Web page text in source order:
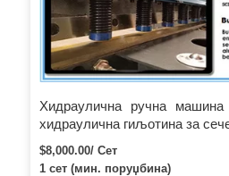
Хидраулична ручна
хидраулична гиљотина за
$8,000.00/ Сет
1 сет (мин. поруџбина)